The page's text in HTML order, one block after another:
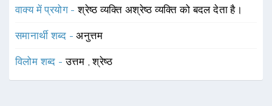
वाक्य में प्रयोग -श्रेष्ठ व्यक्ति अश्रेष्ठ व्यक्ति को बदल देता है।
समानार्थी शब्द -अनुत्तम
विलोम शब्द -उत्तम ,श्रेष्ठ